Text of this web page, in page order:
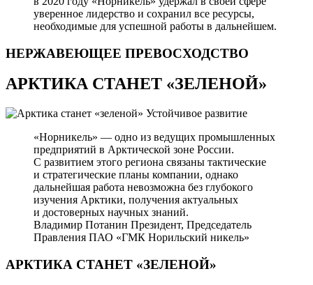
уверенное лидерство и сохранил все ресурсы,
необходимые для успешной работы в дальнейшем.
НЕРЖАВЕЮЩЕЕ ПРЕВОСХОДСТВО
АРКТИКА СТАНЕТ «ЗЕЛЕНОЙ»
Устойчивое развитие
«Норникель» — одно из ведущих промышленных
предприятий в Арктической зоне России.
С развитием этого региона связаны тактические
и стратегические планы компании, однако
дальнейшая работа невозможна без глубокого
изучения Арктики, получения актуальных
и достоверных научных знаний.
Владимир Потанин Президент, Председатель
Правления ПАО «ГМК Норильский никель»
АРКТИКА СТАНЕТ «ЗЕЛЕНОЙ»